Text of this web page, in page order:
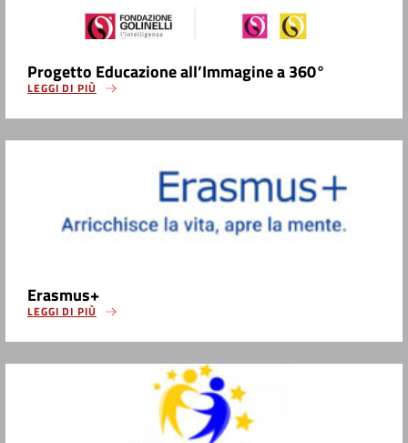
Progetto Educazione all’Immagine a 360°
LEGGI DI PIÙ
Erasmus+
LEGGI DI PIÙ